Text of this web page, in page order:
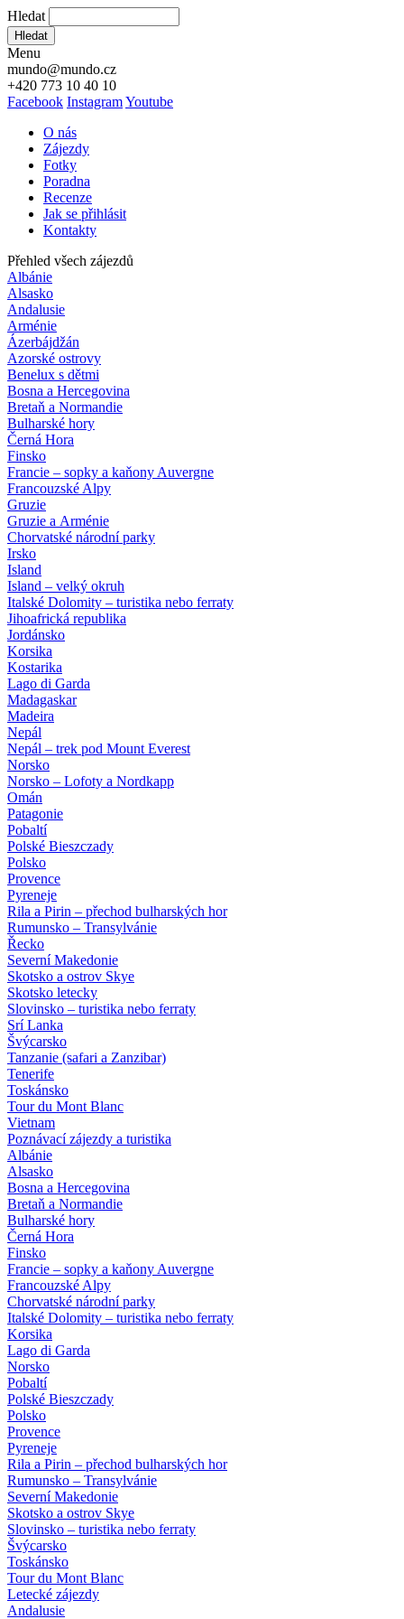
Hledat
Hledat
Menu
mundo@mundo.cz
+420 773 10 40 10
Facebook InstagramYoutube
O nás
Zájezdy
Fotky
Poradna
Recenze
Jak se přihlásit
Kontakty
Přehled všech zájezdů
Albánie
Alsasko
Andalusie
Arménie
Ázerbájdžán
Azorské ostrovy
Benelux s dětmi
Bosna a Hercegovina
Bretaň a Normandie
Bulharské hory
Černá Hora
Finsko
Francie – sopky a kaňony Auvergne
Francouzské Alpy
Gruzie
Gruzie a Arménie
Chorvatské národní parky
Irsko
Island
Island – velký okruh
Italské Dolomity – turistika nebo ferraty
Jihoafrická republika
Jordánsko
Korsika
Kostarika
Lago di Garda
Madagaskar
Madeira
Nepál
Nepál – trek pod Mount Everest
Norsko
Norsko – Lofoty a Nordkapp
Omán
Patagonie
Pobaltí
Polské Bieszczady
Polsko
Provence
Pyreneje
Rila a Pirin – přechod bulharských hor
Rumunsko – Transylvánie
Řecko
Severní Makedonie
Skotsko a ostrov Skye
Skotsko letecky
Slovinsko – turistika nebo ferraty
Srí Lanka
Švýcarsko
Tanzanie (safari a Zanzibar)
Tenerife
Toskánsko
Tour du Mont Blanc
Vietnam
Poznávací zájezdy a turistika
Albánie
Alsasko
Bosna a Hercegovina
Bretaň a Normandie
Bulharské hory
Černá Hora
Finsko
Francie – sopky a kaňony Auvergne
Francouzské Alpy
Chorvatské národní parky
Italské Dolomity – turistika nebo ferraty
Korsika
Lago di Garda
Norsko
Pobaltí
Polské Bieszczady
Polsko
Provence
Pyreneje
Rila a Pirin – přechod bulharských hor
Rumunsko – Transylvánie
Severní Makedonie
Skotsko a ostrov Skye
Slovinsko – turistika nebo ferraty
Švýcarsko
Toskánsko
Tour du Mont Blanc
Letecké zájezdy
Andalusie